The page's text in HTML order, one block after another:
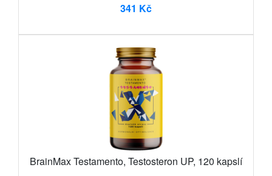
341 Kč
BrainMax Testamento, Testosteron UP, 120 kapslí